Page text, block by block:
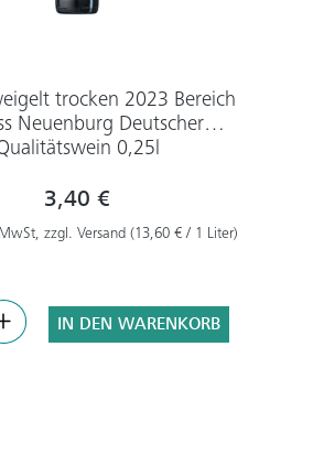
trocken 2023 Bereich
Neuenburg Deutscher
0,25l
3,40 €
zzgl. Versand (13,60 € / 1 Liter)
IN DEN WARENKORB